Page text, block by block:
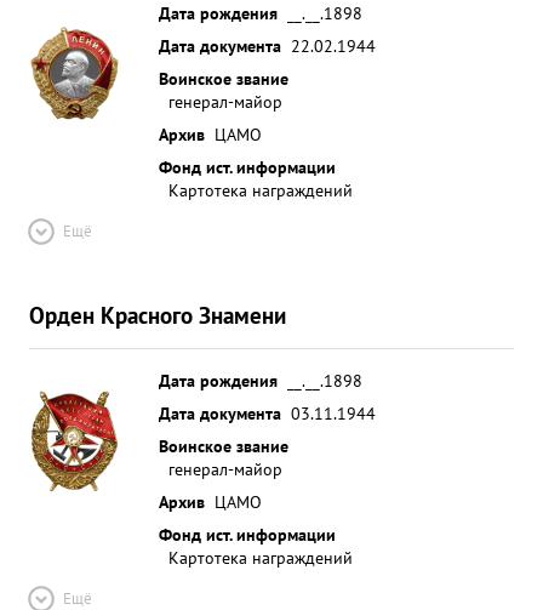
Дата рождения
__.__.1898
Дата документа 22.02.1944
Воинское звание
генерал-майор
Архив ЦАМО
Фонд ист. информации
Картотека награждений
Ещё
Орден Красного Знамени
Дата рождения
__.__.1898
Дата документа 03.11.1944
Воинское звание
генерал-майор
Архив ЦАМО
Фонд ист. информации
Картотека награждений
Ещё